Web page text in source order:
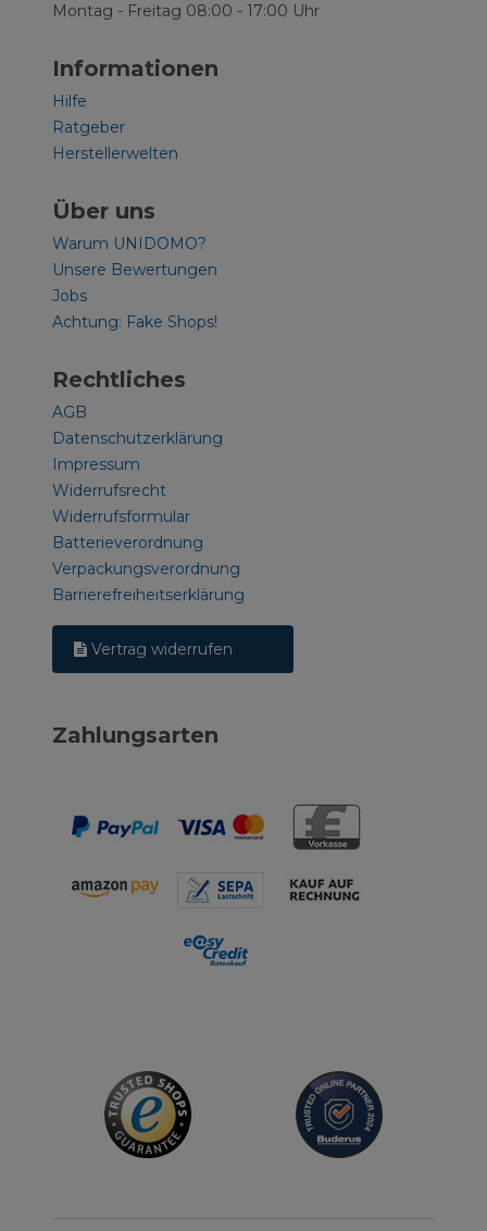
Montag - Freitag 08:00 - 17:00 Uhr
Informationen
Hilfe
Ratgeber
Herstellerwelten
Über uns
Warum UNIDOMO?
Unsere Bewertungen
Jobs
Achtung: Fake Shops!
Rechtliches
AGB
Datenschutzerklärung
Impressum
Widerrufsrecht
Widerrufsformular
Batterieverordnung
Verpackungsverordnung
Barrierefreiheitserklärung
Vertrag widerrufen
Zahlungsarten